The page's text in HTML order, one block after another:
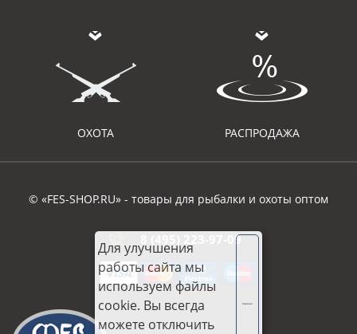
ОХОТА РАСПРОДАЖА
© «FES-SHOP.RU» - товары для рыбалки и охоты оптом
8 (495) 223-97-09
Для улучшения
работы сайта мы
используем файлы
cookie. Вы всегда
можете отключить
Хорошо